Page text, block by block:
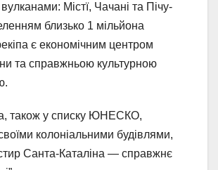
Містї, Чачані та Пічу-
близько 1 мільйона
є економічним центром
та справжньою культурною
також у списку ЮНЕСКО,
колоніальними будівлями,
Санта-Каталіна — справжнє